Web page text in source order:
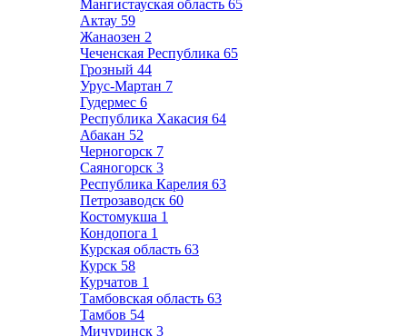
Мангистауская область 65
Актау 59
Жанаозен 2
Чеченская Республика 65
Грозный 44
Урус-Мартан 7
Гудермес 6
Республика Хакасия 64
Абакан 52
Черногорск 7
Саяногорск 3
Республика Карелия 63
Петрозаводск 60
Костомукша 1
Кондопога 1
Курская область 63
Курск 58
Курчатов 1
Тамбовская область 63
Тамбов 54
Мичуринск 3